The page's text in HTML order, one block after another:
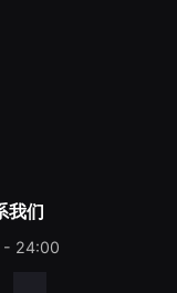
我们
- 24:00